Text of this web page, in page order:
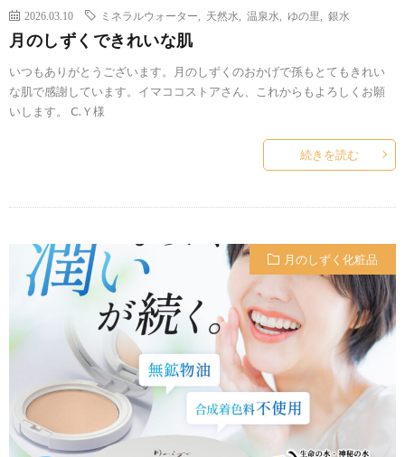
2026.03.10 ミネラルウォーター 天然水 温泉水 ゆの里 銀水
月のしずくできれいな肌
いつもありがとうございます。月のしずくのおかげで孫もとてもきれい
な肌で感謝しています。イマココストアさん、これからもよろしくお願
いします。 Ⅽ.Ｙ様
続きを読む
月のしずく化粧品